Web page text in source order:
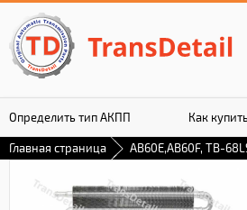
Определить тип АКПП Как купить
Гарантия
Главная страница AB60E,AB60F, TB-